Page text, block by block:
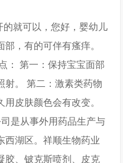
就可以，您好，婴幼儿
，有的可伴有瘙痒。
： 第一：保持宝宝面部
射。 第二：激素类药物
皮肤颜色会有改变。
是从事外用药品生产与
西湖区。祥顺生物药业
胶、铍克斯喷剂、皮克